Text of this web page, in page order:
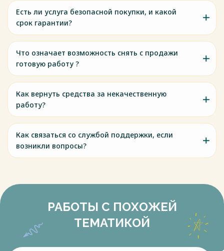
Есть ли услуга безопасной покупки, и какой
срок гарантии?
Что означает возможность снять с продажи
готовую работу ?
Как вернуть средства за некачественную
работу?
Как связаться со службой поддержки, если
возникли вопросы?
РАБОТЫ С ПОХОЖЕЙ
ТЕМАТИКОЙ